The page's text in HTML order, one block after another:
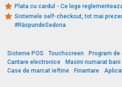
Plata cu cardul - Ce lege
Sistemele self-checkout, tot mai
#RăspundeSedona
Sisteme POS Touchscreen Program de
Cantare electronice
Masini numarat bani
Case de marcat ieftine
Finantare